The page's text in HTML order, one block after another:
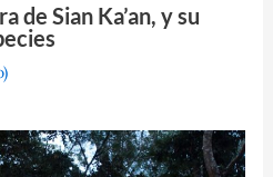
de Sian Ka’an, y su